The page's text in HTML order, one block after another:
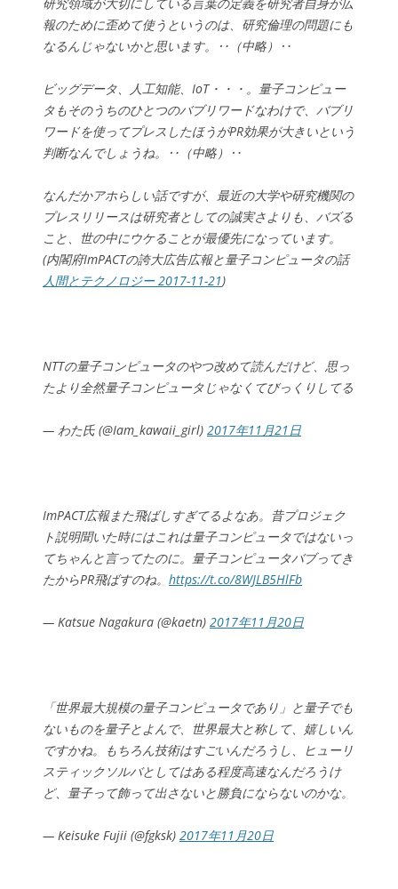
報のために歪めて使うというのは、研究倫理の問題にも
なるんじゃないかと思います。‥（中略）‥
ビッグデータ、人工知能、IoT・・・。量子コンピュー
タもそのうちのひとつのバブリワードなわけで、バブリ
ワードを使ってプレスしたほうがPR効果が大きいという
判断なんでしょうね。‥（中略）‥
なんだかアホらしい話ですが、最近の大学や研究機関の
プレスリリースは研究者としての誠実さよりも、バズる
こと、世の中にウケることが最優先になっています。
(内閣府ImPACTの誇大広告広報と量子コンピュータの話
人間とテクノロジー 2017-11-21)
NTTの量子コンピュータのやつ改めて読んだけど、思っ
たより全然量子コンピュータじゃなくてびっくりしてる
— わた氏 (@Iam_kawaii_girl) 2017年11月21日
ImPACT広報また飛ばしすぎてるよなあ。昔プロジェク
ト説明聞いた時にはこれは量子コンピュータではないっ
てちゃんと言ってたのに。量子コンピュータバブってき
たからPR飛ばすのね。 https://t.co/8WJLB5HlFb
— Katsue Nagakura (@kaetn) 2017年11月20日
「世界最大規模の量子コンピュータであり」と量子でも
ないものを量子とよんで、世界最大と称して、嬉しいん
ですかね。もちろん技術はすごいんだろうし、ヒューリ
スティックソルバとしてはある程度高速なんだろうけ
ど、量子って飾って出さないと勝負にならないのかな。
— Keisuke Fujii (@fgksk) 2017年11月20日